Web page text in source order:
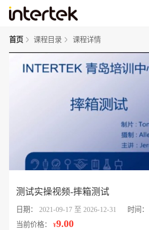
首页 课程目录 课程详情
测试实操视频-摔箱测试
日期： 2021-09-17 至 2026-12-31 时间：
当前价格：¥9.00